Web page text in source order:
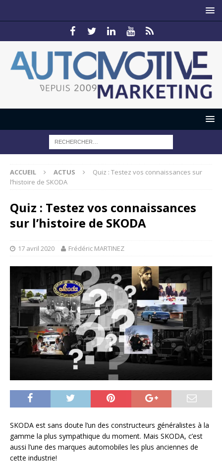
ACCUEIL ACTUS
Quiz : Testez vos connaissances sur
l’histoire de SKODA
Quiz : Testez vos connaissances
sur l’histoire de SKODA
17 avril 2020 Frédéric MARTINEZ
SKODA est sans doute l’un des constructeurs généralistes à la
gamme la plus sympathique du moment. Mais SKODA, c’est
aussi l’une des marques automobiles les plus anciennes de
cette industrie!